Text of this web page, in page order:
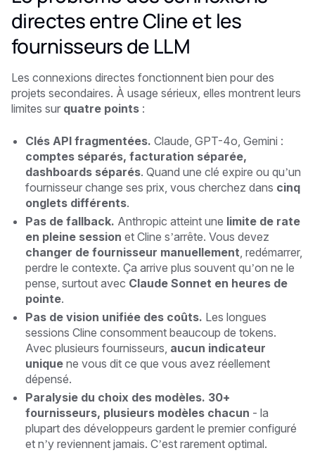
directes entre Cline et les
fournisseurs de LLM
Les connexions directes fonctionnent bien pour des
projets secondaires. À usage sérieux, elles montrent leurs
limites sur quatre points :
Clés API fragmentées. Claude, GPT-4o, Gemini :
comptes séparés, facturation séparée,
dashboards séparés. Quand une clé expire ou qu’un
fournisseur change ses prix, vous cherchez dans cinq
onglets différents.
Pas de fallback. Anthropic atteint une limite de rate
en pleine session et Cline s’arrête. Vous devez
changer de fournisseur manuellement , redémarrer,
perdre le contexte. Ça arrive plus souvent qu’on ne le
pense, surtout avec Claude Sonnet en heures de
pointe.
Pas de vision unifiée des coûts. Les longues
sessions Cline consomment beaucoup de tokens.
Avec plusieurs fournisseurs, aucun indicateur
unique ne vous dit ce que vous avez réellement
dépensé.
Paralysie du choix des modèles. 30+
fournisseurs, plusieurs modèles chacun - la
plupart des développeurs gardent le premier configuré
et n’y reviennent jamais. C’est rarement optimal.